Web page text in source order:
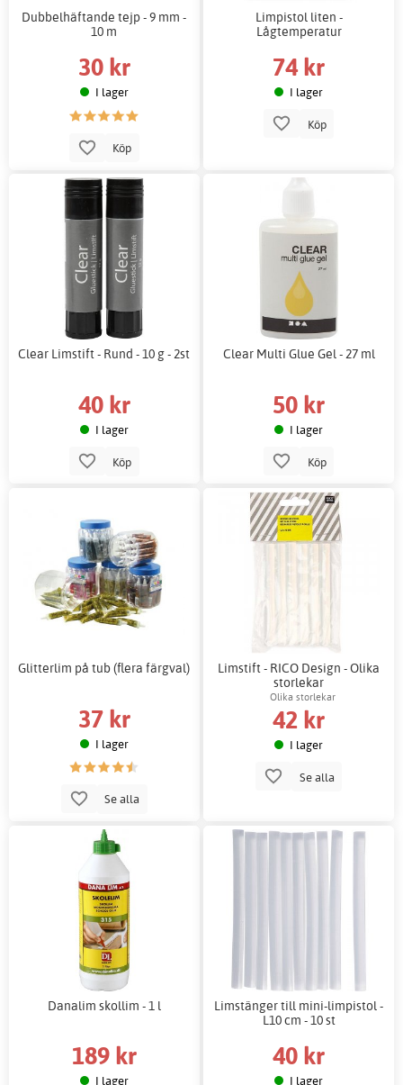
Dubbelhäftande tejp - 9 mm -
10 m
30 kr
I lager
Köp
Limpistol liten -
Lågtemperatur
74 kr
I lager
Köp
Clear Limstift - Rund - 10 g - 2st
40 kr
I lager
Köp
Clear Multi Glue Gel - 27 ml
50 kr
I lager
Köp
Glitterlim på tub (flera färgval)
37 kr
I lager
Se alla
Limstift - RICO Design - Olika
storlekar
Olika storlekar
42 kr
I lager
Se alla
Danalim skollim - 1 l
189 kr
I lager
Limstänger till mini-limpistol -
L10 cm - 10 st
40 kr
I lager